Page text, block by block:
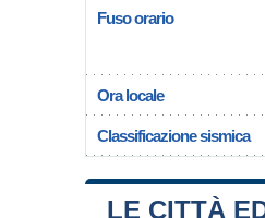
Fuso orario
Ora locale
Classificazione sismica
LE CITTÀ